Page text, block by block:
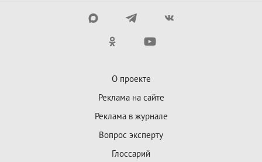
О проекте
Реклама на сайте
Реклама в журнале
Вопрос эксперту
Глоссарий